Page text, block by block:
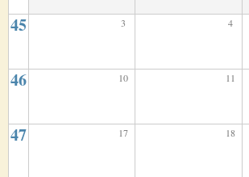
45 3 4
46 10 11
47 17 18